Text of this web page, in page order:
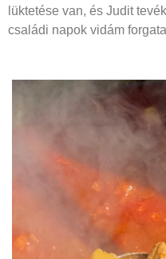
lüktetése van, és Judit
családi napok vidám